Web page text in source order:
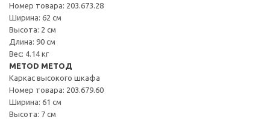
Номер товара: 203.673.28
Ширина: 62 см
Высота: 2 см
Длина: 90 см
Вес: 4.14 кг
METOD МЕТОД
Каркас высокого шкафа
Номер товара: 203.679.60
Ширина: 61 см
Высота: 7 см